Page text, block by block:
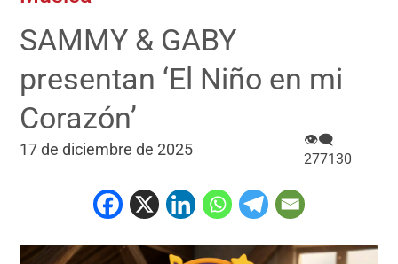
SAMMY & GABY
presentan ‘El Niño en mi
Corazón’
17 de diciembre de 2025
👁‍🗨
277130